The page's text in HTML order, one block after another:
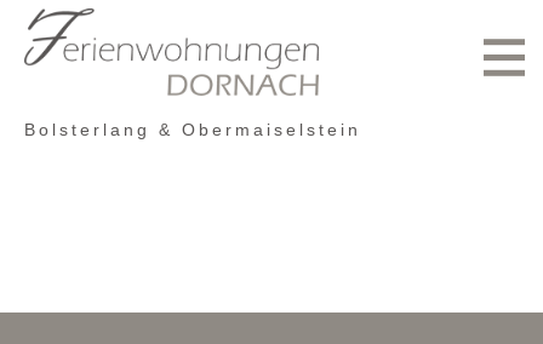
direkt zur Navigation
direkt zum Inhalt
Bolsterlang & Obermaiselstein